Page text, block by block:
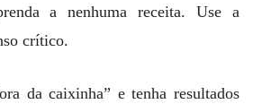
a nenhuma receita. Use a
crítico.
da caixinha” e tenha resultados